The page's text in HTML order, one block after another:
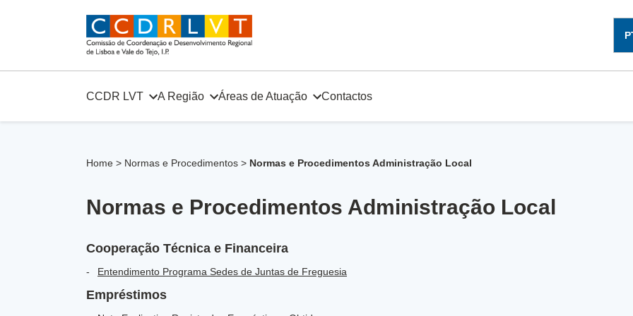
CCDR LVT A Região Áreas de Atuação Contactos
Home > Normas e Procedimentos > Normas e Procedimentos Administração Local
Normas e Procedimentos Administração Local
Cooperação Técnica e Financeira
Entendimento Programa Sedes de Juntas de Freguesia
Empréstimos